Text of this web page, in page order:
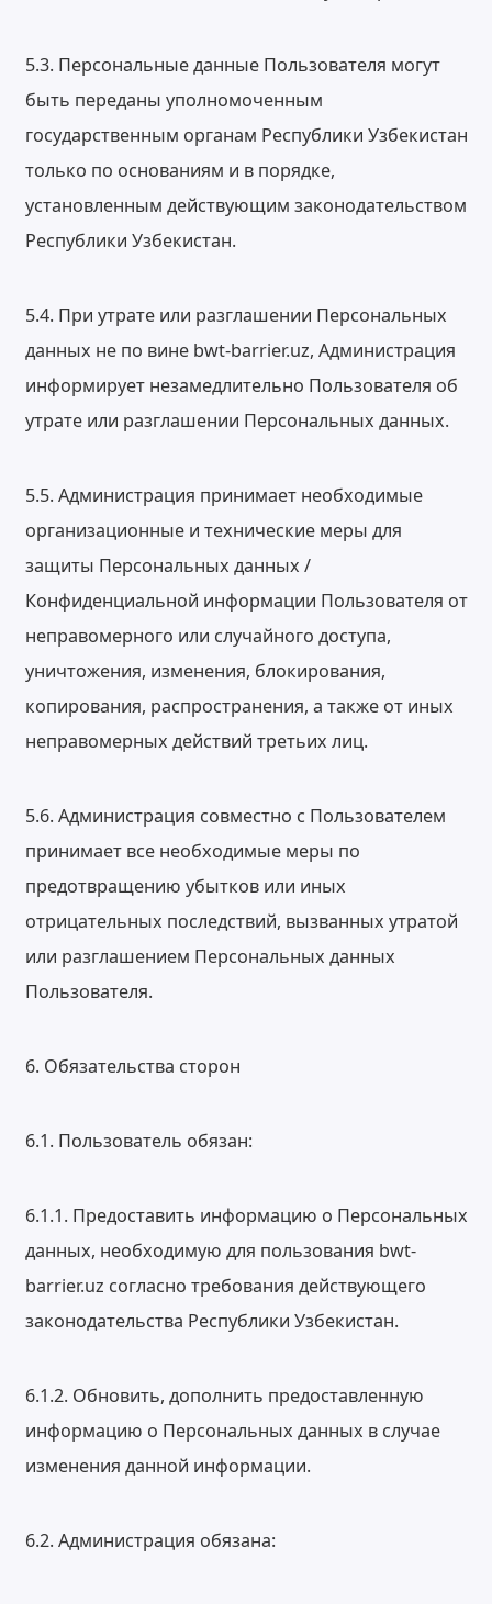
5.3. Персональные данные Пользователя могут
быть переданы уполномоченным
государственным органам Республики Узбекистан
только по основаниям и в порядке,
установленным действующим законодательством
Республики Узбекистан.
5.4. При утрате или разглашении Персональных
данных не по вине bwt-barrier.uz, Администрация
информирует незамедлительно Пользователя об
утрате или разглашении Персональных данных.
5.5. Администрация принимает необходимые
организационные и технические меры для
защиты Персональных данных /
Конфиденциальной информации Пользователя от
неправомерного или случайного доступа,
уничтожения, изменения, блокирования,
копирования, распространения, а также от иных
неправомерных действий третьих лиц.
5.6. Администрация совместно с Пользователем
принимает все необходимые меры по
предотвращению убытков или иных
отрицательных последствий, вызванных утратой
или разглашением Персональных данных
Пользователя.
6. Обязательства сторон
6.1. Пользователь обязан:
6.1.1. Предоставить информацию о Персональных
данных, необходимую для пользования bwt-
barrier.uz согласно требования действующего
законодательства Республики Узбекистан.
6.1.2. Обновить, дополнить предоставленную
информацию о Персональных данных в случае
изменения данной информации.
6.2. Администрация обязана: